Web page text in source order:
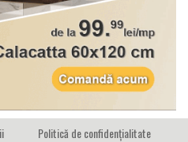
Politică de confidențialitate